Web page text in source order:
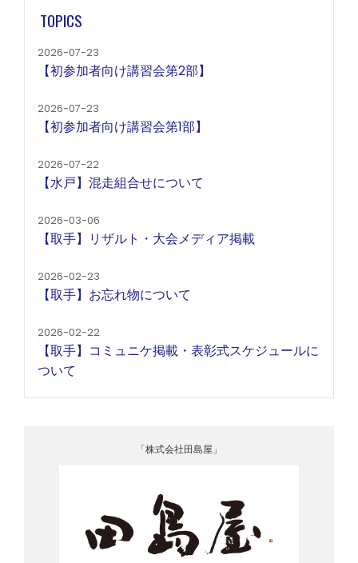
TOPICS
2026-07-23
【初参加者向け講習会第2部】
2026-07-23
【初参加者向け講習会第1部】
2026-07-22
【水戸】混走組合せについて
2026-03-06
【取手】リザルト・大会メディア掲載
2026-02-23
【取手】お忘れ物について
2026-02-22
【取手】コミュニケ掲載・表彰式スケジュールに
ついて
「株式会社田島屋」